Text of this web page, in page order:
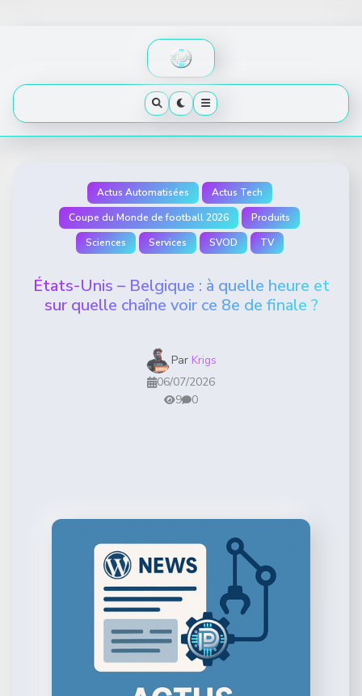
Actus Automatisées
Actus Tech
Coupe du Monde de football 2026
Produits
Sciences
Services SVOD TV
États-Unis – Belgique : à quelle heure et
sur quelle chaîne voir ce 8e de finale ?
Par Krigs
06/07/2026
9
0